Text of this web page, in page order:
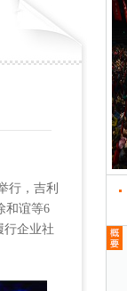
行，吉利
和谊等6
行企业社